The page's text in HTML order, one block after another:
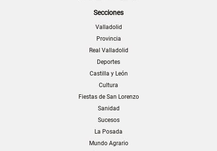
Secciones
Valladolid
Provincia
Real Valladolid
Deportes
Castilla y León
Cultura
Fiestas de San Lorenzo
Sanidad
Sucesos
La Posada
Mundo Agrario